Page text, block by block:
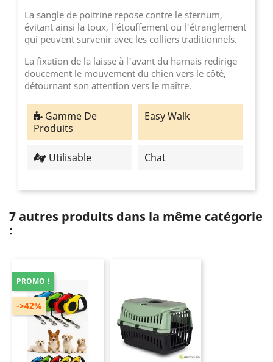
La sangle de poitrine repose contre le sternum,
évitant ainsi la toux, l'étouffement ou l'étranglement
qui peuvent survenir avec les colliers traditionnels.
La fixation de la laisse à l'avant du harnais redirige
doucement le mouvement du chien vers le côté,
détournant son attention vers le maître.
Gamme De
Produits
Easy Walk
Utilisable Chat
7 autres produits dans la même catégorie
:
->42%
PROMO !